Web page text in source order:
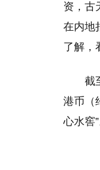
资，古
在内地
了解，
截
港币（
心水窖”